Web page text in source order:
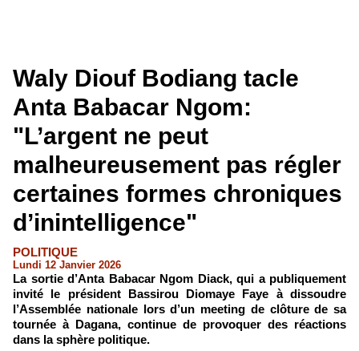
Waly Diouf Bodiang tacle
Anta Babacar Ngom:
"L’argent ne peut
malheureusement pas régler
certaines formes chroniques
d’inintelligence"
POLITIQUE
Lundi 12 Janvier 2026
La sortie d’Anta Babacar Ngom Diack, qui a publiquement
invité le président Bassirou Diomaye Faye à dissoudre
l’Assemblée nationale lors d’un meeting de clôture de sa
tournée à Dagana, continue de provoquer des réactions
dans la sphère politique.